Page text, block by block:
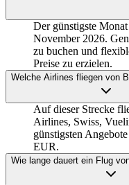
Der günstigste
November 2026.
zu buchen und
Preise zu erzielen.
Welche Airlines fliegen von
Auf dieser Strecke
Airlines, Swiss,
günstigsten
EUR.
Wie lange dauert ein Flug